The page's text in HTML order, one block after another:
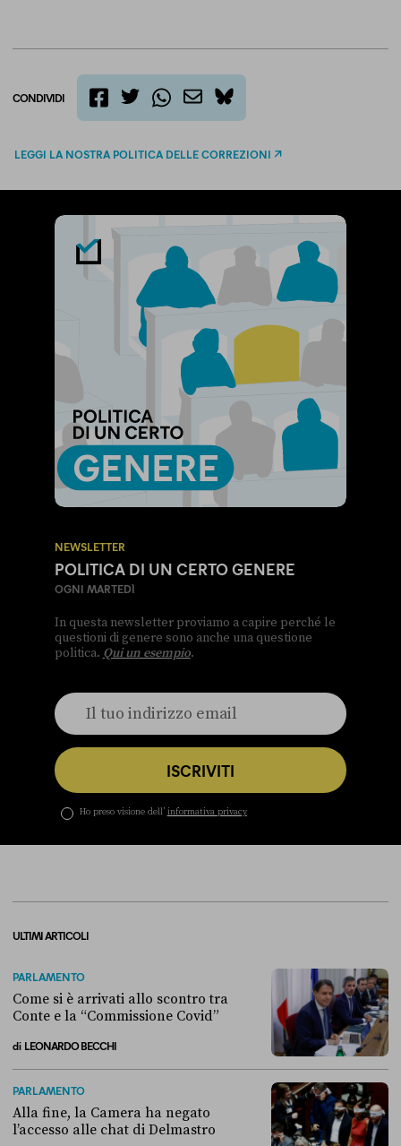
CONDIVIDI
bluesky
LEGGI LA NOSTRA POLITICA DELLE CORREZIONI
NEWSLETTER
POLITICA DI UN CERTO GENERE
OGNI MARTEDÌ
In questa newsletter proviamo a capire perché le
questioni di genere sono anche una questione
politica. Qui un esempio.
ISCRIVITI
Ho preso visione dell’ informativa privacy
ULTIMI ARTICOLI
PARLAMENTO
Come si è arrivati allo scontro tra
Conte e la “Commissione Covid”
di LEONARDO BECCHI
PARLAMENTO
Alla fine, la Camera ha negato
l’accesso alle chat di Delmastro